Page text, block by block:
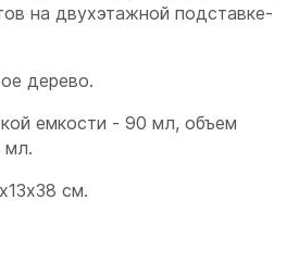
на двухэтажной подставке-
дерево.
емкости - 90 мл, объем
мл.
см.